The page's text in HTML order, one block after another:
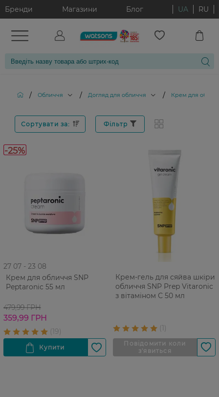
Бренди Магазини Блог UA RU
/ Обличчя / Догляд для обличчя / Крем для
Сортувати за: Фільтр
-25%
27 07 - 23 08
Крем для обличчя SNP
Peptaronic 55 мл
479,99 ГРН
359,99 ГРН
Крем-гель для сяйва шкіри
обличчя SNP Prep Vitaronic
з вітаміном С 50 мл